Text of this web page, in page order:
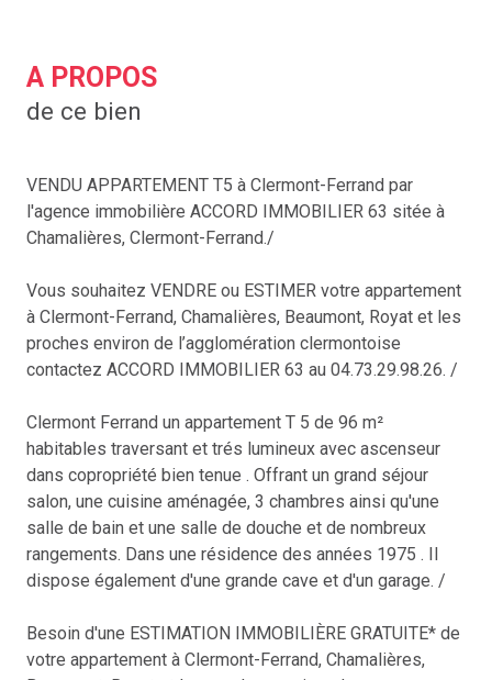
A PROPOS
de ce bien
VENDU APPARTEMENT T5 à Clermont-Ferrand par
l'agence immobilière ACCORD IMMOBILIER 63 sitée à
Chamalières, Clermont-Ferrand./
Vous souhaitez VENDRE ou ESTIMER votre appartement
à Clermont-Ferrand, Chamalières, Beaumont, Royat et les
proches environ de l’agglomération clermontoise
contactez ACCORD IMMOBILIER 63 au 04.73.29.98.26. /
Clermont Ferrand un appartement T 5 de 96 m²
habitables traversant et trés lumineux avec ascenseur
dans copropriété bien tenue . Offrant un grand séjour
salon, une cuisine aménagée, 3 chambres ainsi qu'une
salle de bain et une salle de douche et de nombreux
rangements. Dans une résidence des années 1975 . Il
dispose également d'une grande cave et d'un garage. /
Besoin d'une ESTIMATION IMMOBILIÈRE GRATUITE* de
votre appartement à Clermont-Ferrand, Chamalières,